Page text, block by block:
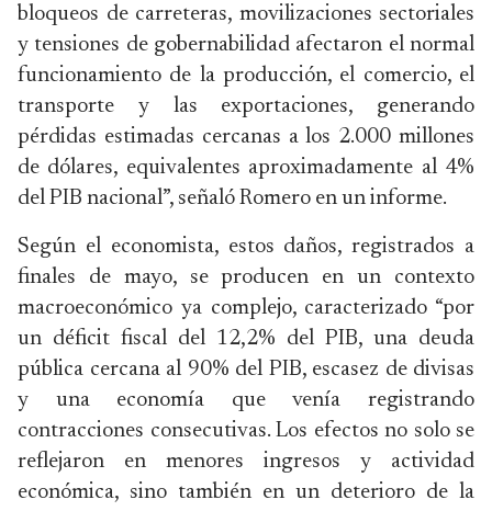
bloqueos de carreteras, movilizaciones sectoriales
y tensiones de gobernabilidad afectaron el normal
funcionamiento de la producción, el comercio, el
transporte y las exportaciones, generando
pérdidas estimadas cercanas a los 2.000 millones
de dólares, equivalentes aproximadamente al 4%
del PIB nacional”, señaló Romero en un informe.
Según el economista, estos daños, registrados a
finales de mayo, se producen en un contexto
macroeconómico ya complejo, caracterizado “por
un déficit fiscal del 12,2% del PIB, una deuda
pública cercana al 90% del PIB, escasez de divisas
y una economía que venía registrando
contracciones consecutivas. Los efectos no solo se
reflejaron en menores ingresos y actividad
económica, sino también en un deterioro de la